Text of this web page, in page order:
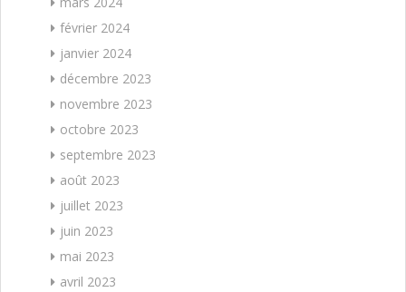
février 2024
janvier 2024
décembre 2023
novembre 2023
octobre 2023
septembre 2023
août 2023
juillet 2023
juin 2023
mai 2023
avril 2023